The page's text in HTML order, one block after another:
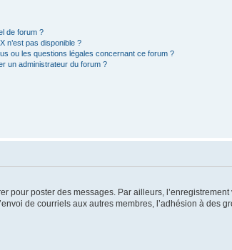
de forum ?
n’est pas disponible ?
ou les questions légales concernant ce forum ?
un administrateur du forum ?
pour poster des messages. Par ailleurs, l’enregistrement
de courriels aux autres membres, l’adhésion à des